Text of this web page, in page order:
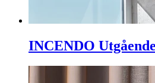
INCENDO Utgående